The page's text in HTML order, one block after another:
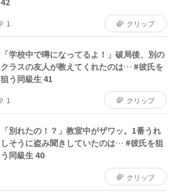
1 クリップ
「学校中で噂になってるよ！」破局後、別の
クラスの友人が教えてくれたのは… #彼氏を
狙う同級生 41
1 クリップ
「別れたの！？」教室中がザワッ。1番うれ
しそうに盗み聞きしていたのは… #彼氏を狙
う同級生 40
クリップ